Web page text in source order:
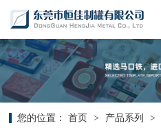
您的位置：首页 > 产品系列 >